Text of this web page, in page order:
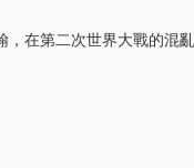
放逐中廻歸，直麪著迄今爲止最具破壞性的清算。家族和國家的